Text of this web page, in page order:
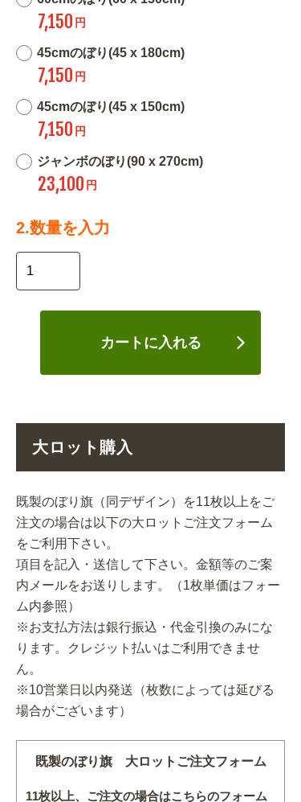
7,150 円
45cmのぼり(45 x 180cm)
7,150 円
45cmのぼり(45 x 150cm)
7,150 円
ジャンボのぼり(90 x 270cm)
23,100 円
2.数量を入力
カートに入れる
大ロット購入
既製のぼり旗（同デザイン）を11枚以上をご
注文の場合は以下の大ロットご注文フォーム
をご利用下さい。
項目を記入・送信して下さい。金額等のご案
内メールをお送りします。（1枚単価はフォー
ム内参照）
※お支払方法は銀行振込・代金引換のみにな
ります。クレジット払いはご利用できませ
ん。
※10営業日以内発送（枚数によっては延びる
場合がございます）